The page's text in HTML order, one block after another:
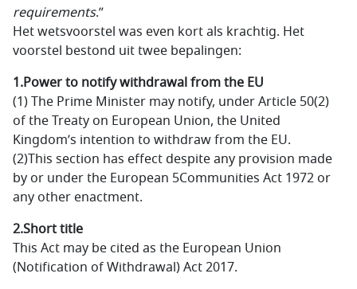
requirements.”
Het wetsvoorstel was even kort als krachtig. Het
voorstel bestond uit twee bepalingen:
1.Power to notify withdrawal from the EU
(1) The Prime Minister may notify, under Article 50(2)
of the Treaty on European Union, the United
Kingdom’s intention to withdraw from the EU.
(2)This section has effect despite any provision made
by or under the European 5Communities Act 1972 or
any other enactment.
2.Short title
This Act may be cited as the European Union
(Notification of Withdrawal) Act 2017.